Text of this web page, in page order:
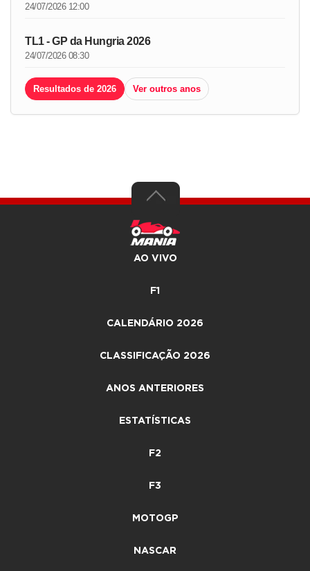
24/07/2026 12:00
TL1 - GP da Hungria 2026
24/07/2026 08:30
Resultados de 2026 Ver outros anos
AO VIVO
F1
CALENDÁRIO 2026
CLASSIFICAÇÃO 2026
ANOS ANTERIORES
ESTATÍSTICAS
F2
F3
MOTOGP
NASCAR